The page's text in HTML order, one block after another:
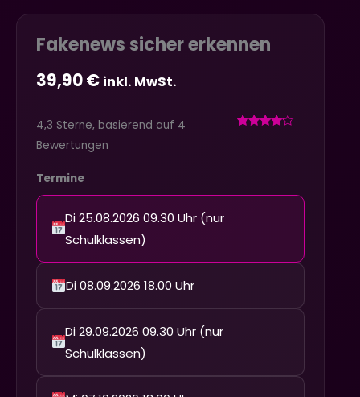
Fakenews sicher erkennen
39,90€ inkl. MwSt.
4,3 Sterne, basierend auf 4
Bewertungen
Termine
Di 25.08.2026 09.30 Uhr (nur
Schulklassen)
Di 08.09.2026 18.00 Uhr
Di 29.09.2026 09.30 Uhr (nur
Schulklassen)